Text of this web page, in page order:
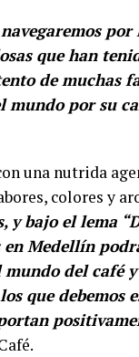
navegaremos
que han
de muchas
mundo por su
una nutrida
colores y
y bajo el lema
en Medellín
del café
que